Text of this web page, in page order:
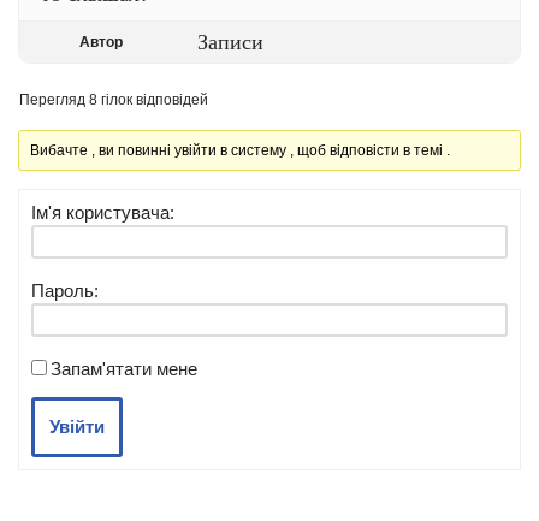
Автор Записи
Перегляд 8 гілок відповідей
Вибачте , ви повинні увійти в систему , щоб відповісти в темі .
Ім'я користувача:
Пароль:
Запам'ятати мене
Увійти